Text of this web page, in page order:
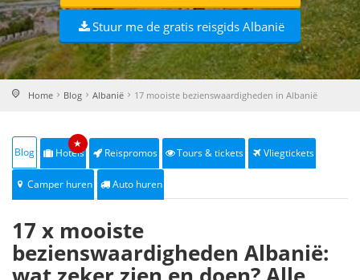
Stuur me de gratis reisgids Albanië
Home Blog Albanië 17 mooiste bezienswaardigheden in Albanië
Blog Hotels
★
Reispromos Tours & tickets Vliegtickets
Camper huren Auto huren
17 x mooiste
bezienswaardigheden Albanië: